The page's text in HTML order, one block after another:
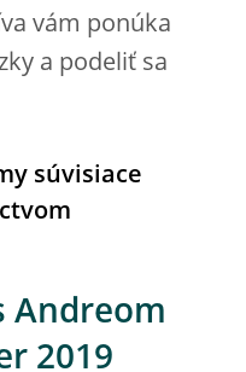
vám ponúka
a podeliť sa
súvisiace
Andreom
2019